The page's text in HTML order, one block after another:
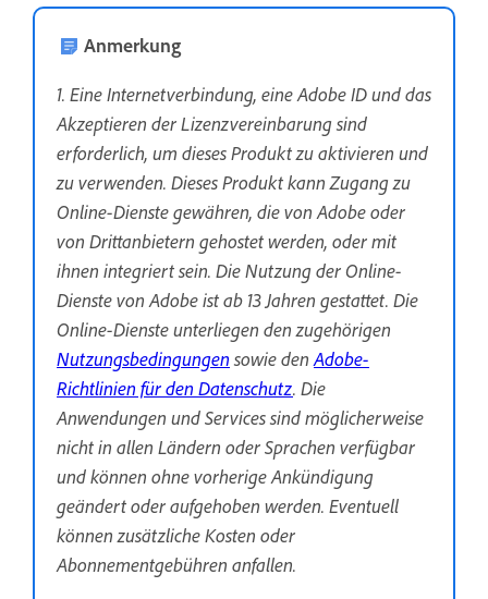
Anmerkung
1. Eine Internetverbindung, eine Adobe ID und das
Akzeptieren der Lizenzvereinbarung sind
erforderlich, um dieses Produkt zu aktivieren und
zu verwenden. Dieses Produkt kann Zugang zu
Online-Dienste gewähren, die von Adobe oder
von Drittanbietern gehostet werden, oder mit
ihnen integriert sein. Die Nutzung der Online-
Dienste von Adobe ist ab 13 Jahren gestattet. Die
Online-Dienste unterliegen den zugehörigen
Nutzungsbedingungen sowie den Adobe-
Richtlinien für den Datenschutz. Die
Anwendungen und Services sind möglicherweise
nicht in allen Ländern oder Sprachen verfügbar
und können ohne vorherige Ankündigung
geändert oder aufgehoben werden. Eventuell
können zusätzliche Kosten oder
Abonnementgebühren anfallen.